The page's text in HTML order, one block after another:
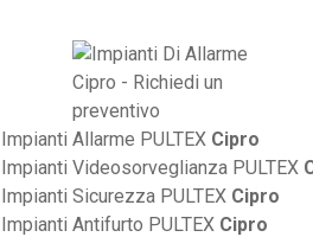
Impianti Allarme PULTEX Cipro
Impianti Videosorveglianza PULTEX
Impianti Sicurezza PULTEX Cipro
Impianti Antifurto PULTEX Cipro